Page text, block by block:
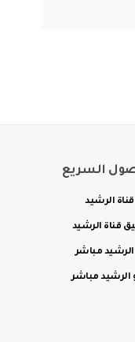
السريع
قناة الرشيد
قناة الرشيد
الرشيد مباشر
الرشيد مباشر